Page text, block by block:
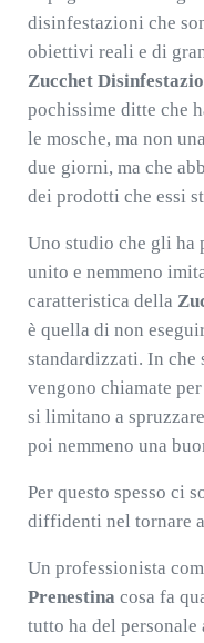
disinfestazioni che
obiettivi reali e di
Zucchet
pochissime ditte che
le mosche, ma non
due giorni, ma che
dei prodotti che essi
Uno studio che gli ha
unito e nemmeno
caratteristica della
è quella di non
standardizzati. In che
vengono chiamate
si limitano a
poi nemmeno una
Per questo spesso ci
diffidenti nel tornare
Un professionista
Prenestina cosa fa
tutto ha del